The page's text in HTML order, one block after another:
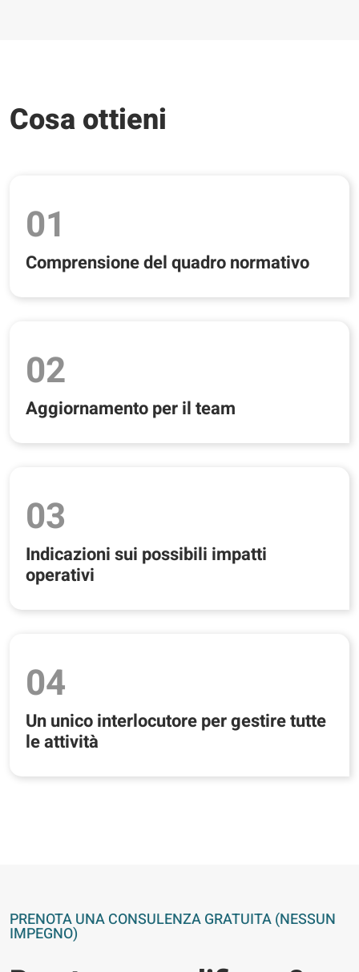
Cosa ottieni
01
Comprensione del quadro normativo
02
Aggiornamento per il team
03
Indicazioni sui possibili impatti
operativi
04
Un unico interlocutore per gestire tutte
le attività
PRENOTA UNA CONSULENZA GRATUITA (NESSUN
IMPEGNO)